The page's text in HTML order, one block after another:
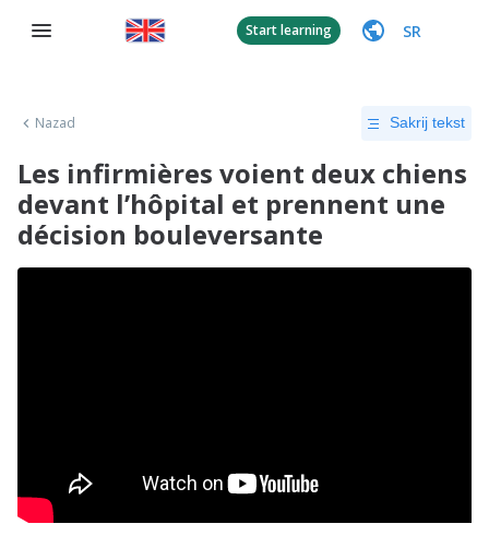
Start learning SR
Nazad Sakrij tekst
Les infirmières voient deux chiens
devant l’hôpital et prennent une
décision bouleversante